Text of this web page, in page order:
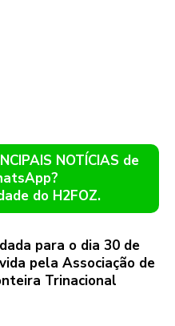
NOTÍCIAS de
do H2FOZ.
para o dia 30 de
pela Associação de
Trinacional